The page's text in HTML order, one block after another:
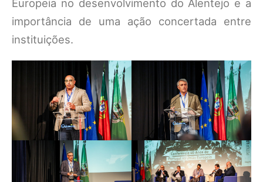
Europeia no desenvolvimento do Alentejo e a
importância de uma ação concertada entre
instituições.